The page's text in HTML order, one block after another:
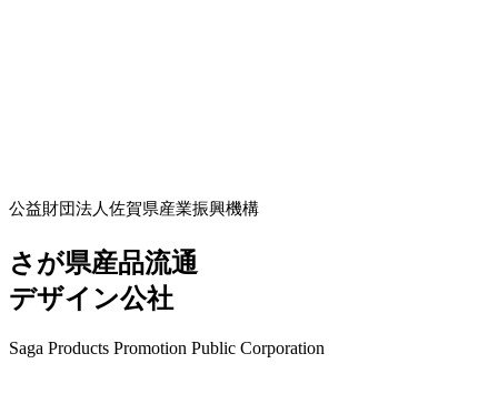
公益財団法人佐賀県産業振興機構
さが県産品流通
デザイン公社
Saga Products Promotion Public Corporation